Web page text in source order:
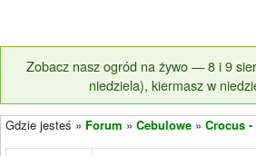
Zobacz nasz ogród na żywo — 8 i 9
niedziela), kiermasz w
Gdzie jesteś » Forum » Cebulowe » Crocus